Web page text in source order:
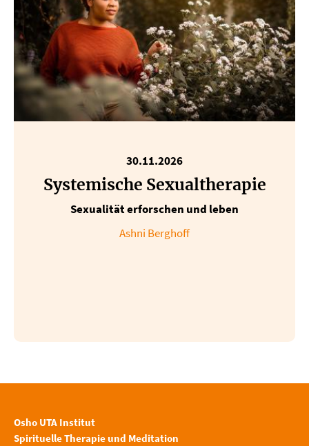
30.11.2026
Systemische Sexualtherapie
Sexualität erforschen und leben
Ashni Berghoff
Osho UTA Institut
Spirituelle Therapie und Meditation